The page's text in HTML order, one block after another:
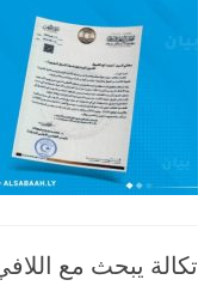
تكالة يبحث مع